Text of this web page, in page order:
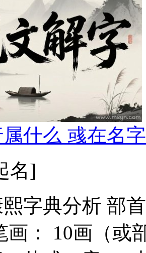
什么 彧在名
名]
字典分析 部
画： 10画（或